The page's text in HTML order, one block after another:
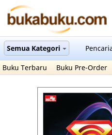
Semua Kategori
Buku Terbaru Buku Pre-Order